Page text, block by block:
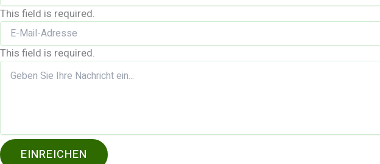
This field is required.
This field is required.
EINREICHEN